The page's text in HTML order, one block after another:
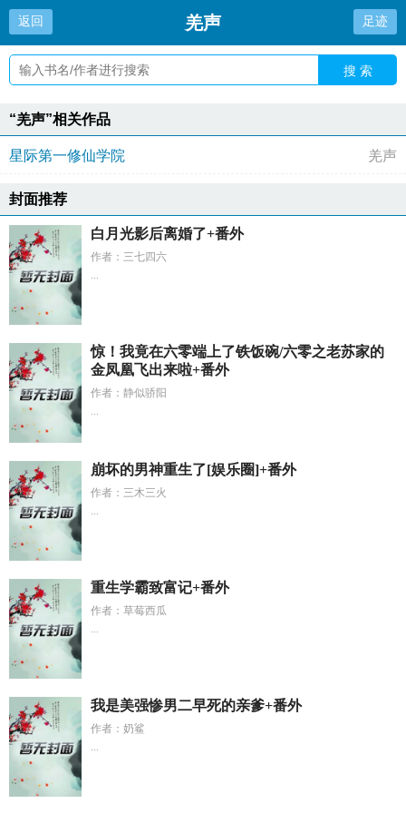
返回 羌声 足迹
搜 索
“羌声”相关作品
星际第一修仙学院 羌声
封面推荐
白月光影后离婚了+番外
作者：三七四六
...
惊！我竟在六零端上了铁饭碗/六零之老苏家的
金凤凰飞出来啦+番外
作者：静似骄阳
...
崩坏的男神重生了[娱乐圈]+番外
作者：三木三火
...
重生学霸致富记+番外
作者：草莓西瓜
...
我是美强惨男二早死的亲爹+番外
作者：奶鲨
...